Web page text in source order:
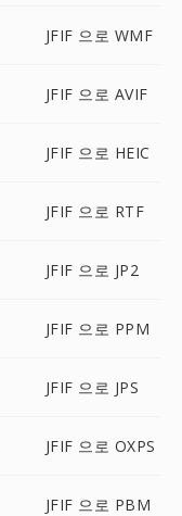
JFIF 으로 WMF
JFIF 으로 AVIF
JFIF 으로 HEIC
JFIF 으로 RTF
JFIF 으로 JP2
JFIF 으로 PPM
JFIF 으로 JPS
JFIF 으로 OXPS
JFIF 으로 PBM